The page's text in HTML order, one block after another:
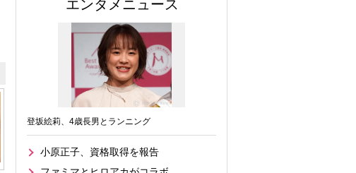
エンタメニュース
登坂絵莉、4歳長男とランニング
小原正子、資格取得を報告